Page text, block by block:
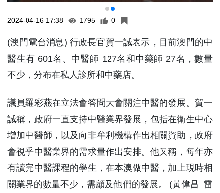
2024-04-16 17:38 1795 0
(澳門電台消息) 行政長官賀一誠表示，目前澳門的中
醫生有 601名、中醫師 127名和中藥師 27名，數量
不少，分布在私人診所和中藥店。
議員羅彩燕在立法會答問大會關注中醫的發展。賀一
誠稱，政府一直支持中醫業界發展，包括在衛生中心
增加中醫師，以及向非牟利機構作出相關資助，政府
會視乎中醫業界的需求量作出安排。他又稱，每年亦
有讀完中醫課程的學生，在本澳做中醫，加上現時相
關業界的數量不少，需顧及他們的發展。 (黃偉昌 雷